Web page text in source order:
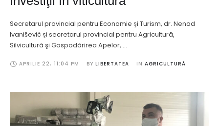
Secretarul provincial pentru Economie şi Turism, dr. Nenad
Ivanišević şi secretarul provincial pentru Agricultură,
Silvicultură şi Gospodărirea Apelor, …
APRILIE 22, 11:04 PM BY LIBERTATEA IN AGRICULTURĂ